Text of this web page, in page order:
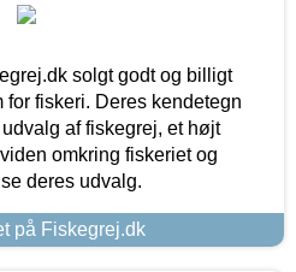
solgt godt og billigt
for fiskeri. Deres kendetegn
af fiskegrej, et højt
omkring fiskeriet og
deres udvalg.
på Fiskegrej.dk